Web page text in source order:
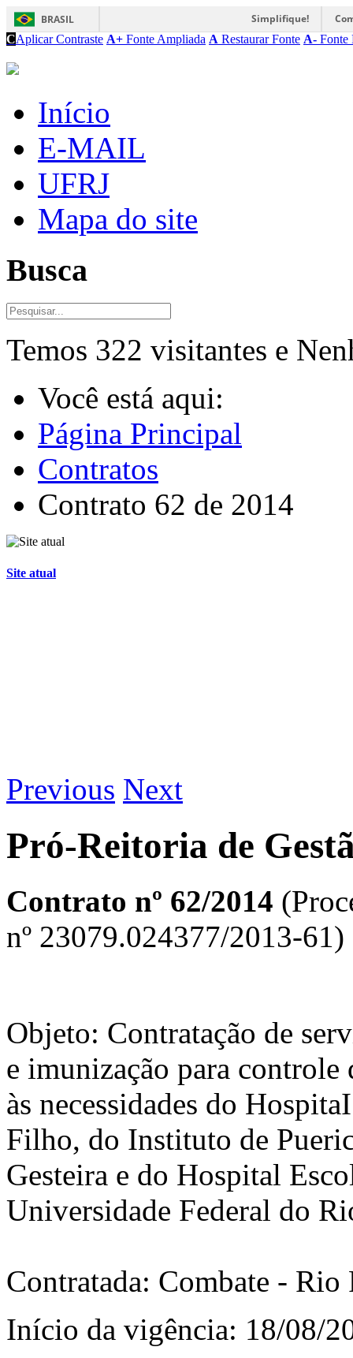
BRASIL Simplifique!
CAplicar Contraste A+ Fonte Ampliada A Restaurar Fonte A- Fonte
Início
E-MAIL
UFRJ
Mapa do site
Busca
Temos 322 visitantes e
Você está aqui:
Página Principal
Contratos
Contrato 62 de 2014
Site atual
Previous Next
Pró-Reitoria de
Contrato nº 62/2014
nº 23079.024377/2013-61)
Objeto: Contratação de
e imunização para controle
às necessidades do
Filho, do Instituto de
Gesteira e do Hospital
Universidade Federal do
Contratada: Combate -
Início da vigência: 18/08/